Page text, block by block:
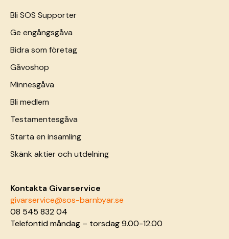
Bli SOS Supporter
Ge engångsgåva
Bidra som företag
Gåvoshop
Minnesgåva
Bli medlem
Testamentesgåva
Starta en insamling
Skänk aktier och utdelning
Kontakta Givarservice
givarservice@sos-barnbyar.se
08 545 832 04
Telefontid måndag – torsdag 9.00-12.00